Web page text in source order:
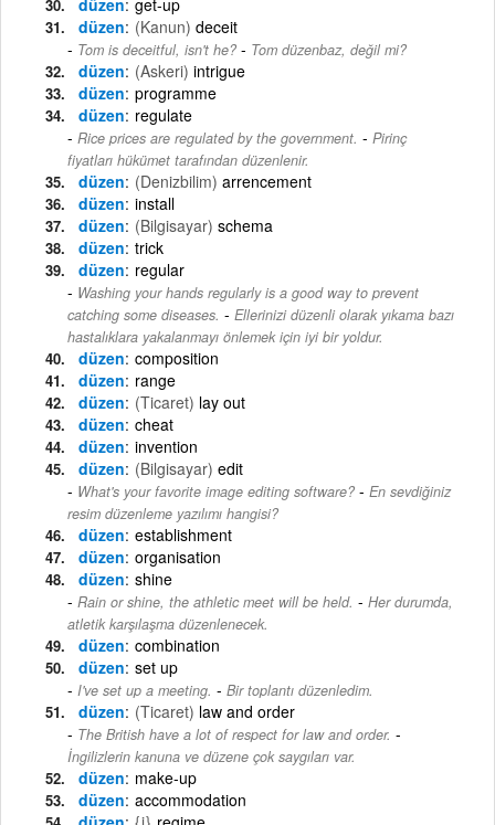
düzen (Kanun) deceit
Tom is deceitful, isn't he? - Tom düzenbaz, değil mi?
düzen (Askeri) intrigue
düzen programme
düzen regulate
Rice prices are regulated by the government. - Pirinç
fiyatları hükümet tarafından düzenlenir.
düzen (Denizbilim) arrencement
düzen install
düzen (Bilgisayar) schema
düzen trick
düzen regular
Washing your hands regularly is a good way to prevent
catching some diseases. - Ellerinizi düzenli olarak yıkama bazı
hastalıklara yakalanmayı önlemek için iyi bir yoldur.
düzen composition
düzen range
düzen (Ticaret) lay out
düzen cheat
düzen invention
düzen (Bilgisayar) edit
What's your favorite image editing software? - En sevdiğiniz
resim düzenleme yazılımı hangisi?
düzen establishment
düzen organisation
düzen shine
Rain or shine, the athletic meet will be held. - Her durumda,
atletik karşılaşma düzenlenecek.
düzen combination
düzen set up
I've set up a meeting. - Bir toplantı düzenledim.
düzen (Ticaret) law and order
The British have a lot of respect for law and order. -
İngilizlerin kanuna ve düzene çok saygıları var.
düzen make-up
düzen accommodation